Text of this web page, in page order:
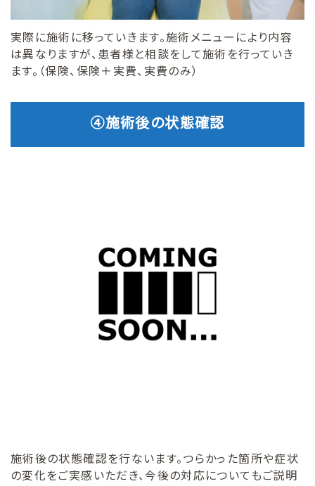
実際に施術に移っていきます。施術メニューにより内容
は異なりますが、患者様と相談をして施術を行っていき
ます。（保険、保険＋実費、実費のみ）
④施術後の状態確認
施術後の状態確認を行ないます。つらかった箇所や症状
の変化をご実感いただき、今後の対応についてもご説明